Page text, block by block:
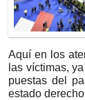
Aquí en los
las víctimas,
puestas del
estado